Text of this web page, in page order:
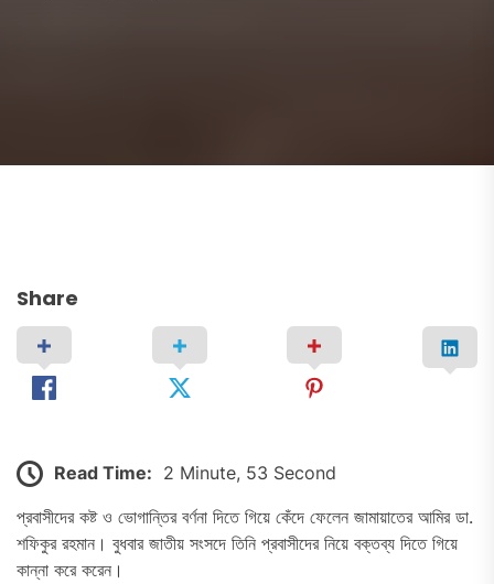
Share
Read Time: 2 Minute, 53 Second
প্রবাসীদের কষ্ট ও ভোগান্তির বর্ণনা দিতে গিয়ে কেঁদে ফেলেন জামায়াতের আমির ডা.
শফিকুর রহমান। বুধবার জাতীয় সংসদে তিনি প্রবাসীদের নিয়ে বক্তব্য দিতে গিয়ে
কান্না করে করেন।